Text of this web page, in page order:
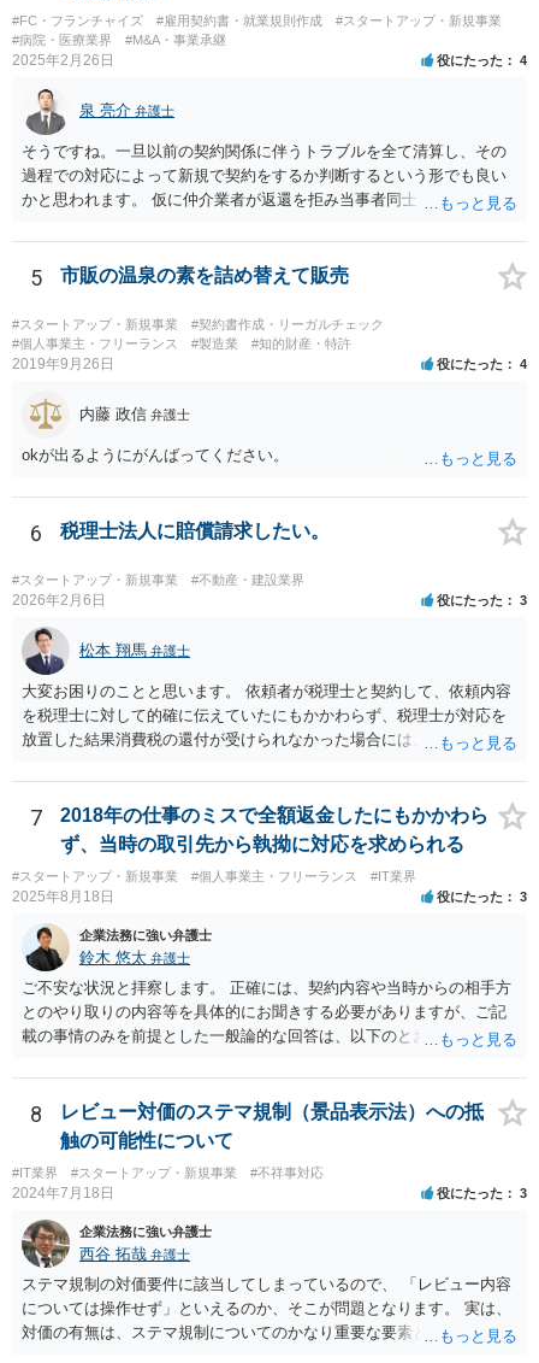
#FC・フランチャイズ #雇用契約書・就業規則作成
#スタートアップ・新規事業
#病院・医療業界
#M&A・事業承継
2025年2月26日 役にたった 4
泉 亮介 弁護士
そうですね。一旦以前の契約関係に伴うトラブルを全て清算し、その
過程での対応によって新規で契約をするか判断するという形でも良い
かと思われます。 仮に仲介業者が返還を拒み当事者同士での解決が困
5 市販の温泉の素を詰め替えて販売
#スタートアップ・新規事業
#契約書作成・リーガルチェック
#個人事業主・フリーランス
#製造業 #知的財産・特許
2019年9月26日 役にたった 4
内藤 政信 弁護士
okが出るようにがんばってください。
6 税理士法人に賠償請求したい。
#スタートアップ・新規事業 #不動産・建設業界
2026年2月6日 役にたった 3
松本 翔馬 弁護士
大変お困りのことと思います。 依頼者が税理士と契約して、依頼内容
を税理士に対して的確に伝えていたにもかかわらず、税理士が対応を
放置した結果消費税の還付が受けられなかった場合には、賠償請求で
あるか否かという問題 ②税理士本人が税務業務をしていなかったとい
う税理士職務の妥当性の問題 ③クライアントが誤って簡易課税届出書
を提出していたところ、税理士が課税方式の確認をしなかった問題 と
いう課題があります。 ①については、 税理士が責任を持つのは契約に
明記された委任事務に限定されるのが原則です。 サービスとして委任
事務外の税務相談に応じた結果、その責任を負う場合もゼロではあり
ませんが、責任追及するハードルはかなり上がります。 ②について
は、 実際上、税理士事務所では事務員が顧客対応することが多いと聞
きます。 そのため、メールに税理士が参加していないことや直接面談
していないことをもって賠償請求の理由とすることは現実問題として
は難しい可能性があります。 ③については、 税理士が、契約上の委任
事務外の税務相談をサービスで実施していた場合は、税理士側から積
極的に課税方式を確認しなければならないという程度の注意義務は認
められにくいのではないかと思います。 もっとも、顧問契約締結当初
から本件法人設立の相談についても依頼しており委任事務に含まれて
いたと主張できる事情がある場合には、上記より幾分有利に進められ
るかと思います。 より詳細な検討は、個別に法律事務所に問い合わせ
て法律相談されるとよいでしょう。
7
2018年の仕事のミスで全額返金したにもかかわら
ず、当時の取引先から執拗に対応を求められる
#スタートアップ・新規事業 #個人事業主・フリーランス #IT業界
2025年8月18日 役にたった 3
企業法務に強い弁護士
鈴木 悠太 弁護士
ご不安な状況と拝察します。 正確には、契約内容や当時からの相手方
とのやり取りの内容等を具体的にお聞きする必要がありますが、ご記
載の事情のみを前提とした一般論的な回答は、以下のとおりです。 ①
前の商事消滅時効、不法行為消滅時効）にかかっている可能性が高い
です。 ②相手方の報告要求については、法的には従う義務はないでし
ょう。 ③すでに対応は完了しており、もし相手方から今後具体的な法
的請求ないし措置がなされれば改めて検討するという方針でもよいよ
うに思われます。
8
レビュー対価のステマ規制（景品表示法）への抵
触の可能性について
#IT業界 #スタートアップ・新規事業 #不祥事対応
2024年7月18日 役にたった 3
企業法務に強い弁護士
西谷 拓哉 弁護士
ステマ規制の対価要件に該当してしまっているので、 「レビュー内容
については操作せず」といえるのか、そこが問題となります。 実は、
対価の有無は、ステマ規制についてのかなり重要な要素となります。